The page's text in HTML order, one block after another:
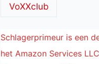
VoXXclub
Schlagerprimeur is een
het Amazon Services